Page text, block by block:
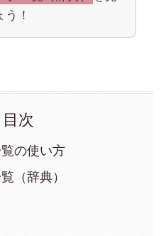
！
目次
の使い方
（辞典）